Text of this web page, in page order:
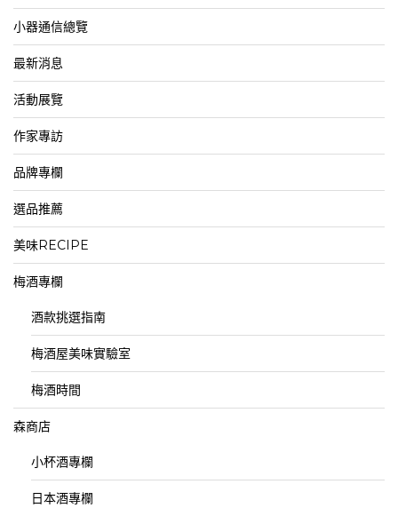
小器通信總覽
最新消息
活動展覽
作家專訪
品牌專欄
選品推薦
美味RECIPE
梅酒專欄
酒款挑選指南
梅酒屋美味實驗室
梅酒時間
森商店
小杯酒專欄
日本酒專欄